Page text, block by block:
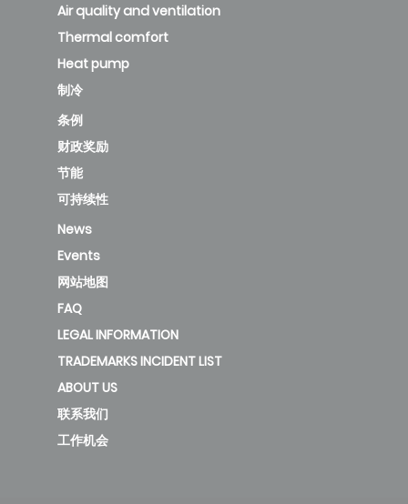
Air quality and ventilation
Thermal comfort
Heat pump
制冷
条例
财政奖励
节能
可持续性
News
Events
网站地图
FAQ
LEGAL INFORMATION
TRADEMARKS INCIDENT LIST
ABOUT US
联系我们
工作机会